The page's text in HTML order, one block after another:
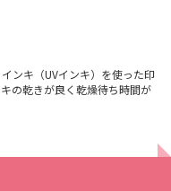
ンキ（UVインキ）を使った印
の乾きが良く乾燥待ち時間が